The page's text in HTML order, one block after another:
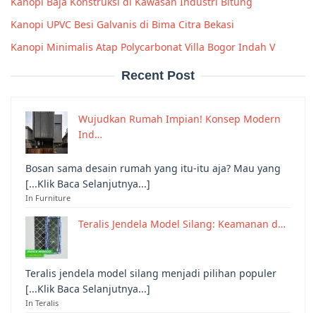
Kanopi UPVC Besi Galvanis di Bima Citra Bekasi
Kanopi Minimalis Atap Polycarbonat Villa Bogor Indah V
Recent Post
Wujudkan Rumah Impian! Konsep Modern
Ind…
Bosan sama desain rumah yang itu-itu aja? Mau yang
[...Klik Baca Selanjutnya...]
In Furniture
Teralis Jendela Model Silang: Keamanan d…
Teralis jendela model silang menjadi pilihan populer
[...Klik Baca Selanjutnya...]
In Teralis